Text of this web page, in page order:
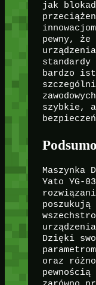
jak
pewny,
standardy
bardzo
szybkie,
Maszynka
Yato YG-
poszukują
Dzięki
oraz